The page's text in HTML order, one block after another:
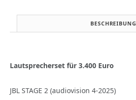
BESCHREIBUNG
Lautsprecherset für 3.400 Euro
JBL STAGE 2 (audiovision 4-2025)